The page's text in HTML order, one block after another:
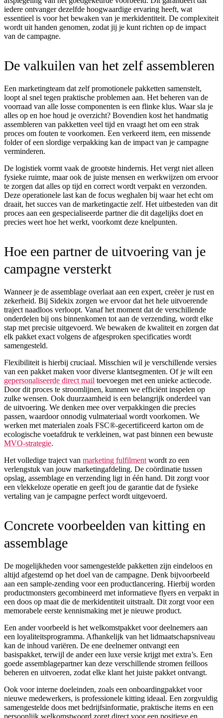
iedere ontvanger dezelfde hoogwaardige ervaring heeft, wat
essentieel is voor het bewaken van je merkidentiteit. De complexiteit
wordt uit handen genomen, zodat jij je kunt richten op de impact
van de campagne.
De valkuilen van het zelf assembleren
Een marketingteam dat zelf promotionele pakketten samenstelt,
loopt al snel tegen praktische problemen aan. Het beheren van de
voorraad van alle losse componenten is een flinke klus. Waar sla je
alles op en hoe houd je overzicht? Bovendien kost het handmatig
assembleren van pakketten veel tijd en vraagt het om een strak
proces om fouten te voorkomen. Een verkeerd item, een missende
folder of een slordige verpakking kan de impact van je campagne
verminderen.
De logistiek vormt vaak de grootste hindernis. Het vergt niet alleen
fysieke ruimte, maar ook de juiste mensen en werkwijzen om ervoor
te zorgen dat alles op tijd en correct wordt verpakt en verzonden.
Deze operationele last kan de focus weghalen bij waar het echt om
draait, het succes van de marketingactie zelf. Het uitbesteden van dit
proces aan een gespecialiseerde partner die dit dagelijks doet en
precies weet hoe het werkt, voorkomt deze knelpunten.
Hoe een partner de uitvoering van je
campagne versterkt
Wanneer je de assemblage overlaat aan een expert, creëer je rust en
zekerheid. Bij Sidekix zorgen we ervoor dat het hele uitvoerende
traject naadloos verloopt. Vanaf het moment dat de verschillende
onderdelen bij ons binnenkomen tot aan de verzending, wordt elke
stap met precisie uitgevoerd. We bewaken de kwaliteit en zorgen dat
elk pakket exact volgens de afgesproken specificaties wordt
samengesteld.
Flexibiliteit is hierbij cruciaal. Misschien wil je verschillende versies
van een pakket maken voor diverse klantsegmenten. Of je wilt een
gepersonaliseerde direct mail toevoegen met een unieke actiecode.
Door dit proces te stroomlijnen, kunnen we efficiënt inspelen op
zulke wensen. Ook duurzaamheid is een belangrijk onderdeel van
de uitvoering. We denken mee over verpakkingen die precies
passen, waardoor onnodig vulmateriaal wordt voorkomen. We
werken met materialen zoals FSC®-gecertificeerd karton om de
ecologische voetafdruk te verkleinen, wat past binnen een bewuste
MVO-strategie.
Het volledige traject van marketing fulfilment wordt zo een
verlengstuk van jouw marketingafdeling. De coördinatie tussen
opslag, assemblage en verzending ligt in één hand. Dit zorgt voor
een vlekkeloze operatie en geeft jou de garantie dat de fysieke
vertaling van je campagne perfect wordt uitgevoerd.
Concrete voorbeelden van kitting en
assemblage
De mogelijkheden voor samengestelde pakketten zijn eindeloos en
altijd afgestemd op het doel van de campagne. Denk bijvoorbeeld
aan een sample-zending voor een productlancering. Hierbij worden
productmonsters gecombineerd met informatieve flyers en verpakt in
een doos op maat die de merkidentiteit uitstraalt. Dit zorgt voor een
memorabele eerste kennismaking met je nieuwe product.
Een ander voorbeeld is het welkomstpakket voor deelnemers aan
een loyaliteitsprogramma. Afhankelijk van het lidmaatschapsniveau
kan de inhoud variëren. De ene deelnemer ontvangt een
basispakket, terwijl de ander een luxe versie krijgt met extra’s. Een
goede assemblagepartner kan deze verschillende stromen feilloos
beheren en uitvoeren, zodat elke klant het juiste pakket ontvangt.
Ook voor interne doeleinden, zoals een onboardingpakket voor
nieuwe medewerkers, is professionele kitting ideaal. Een zorgvuldig
samengestelde doos met bedrijfsinformatie, praktische items en een